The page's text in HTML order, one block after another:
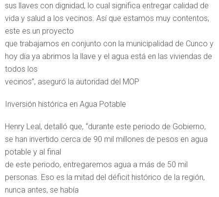
sus llaves con dignidad, lo cual significa entregar calidad de
vida y salud a los vecinos. Así que estamos muy contentos;
este es un proyecto
que trabajamos en conjunto con la municipalidad de Cunco y
hoy día ya abrimos la llave y el agua está en las viviendas de
todos los
vecinos”, aseguró la autoridad del MOP
Inversión histórica en Agua Potable
Henry Leal, detalló que, “durante este periodo de Gobierno,
se han invertido cerca de 90 mil millones de pesos en agua
potable y al final
de este periodo, entregaremos agua a más de 50 mil
personas. Eso es la mitad del déficit histórico de la región,
nunca antes, se había